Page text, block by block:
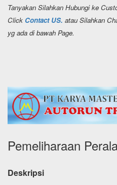
Tanyakan Silahkan Hubungi ke
Click Contact US. atau Silahkan
yg ada di bawah Page.
Pemeliharaan
Deskripsi